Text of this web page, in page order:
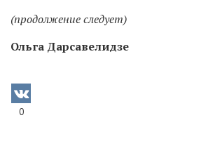
(продолжение следует)
Ольга Дарсавелидзе
0